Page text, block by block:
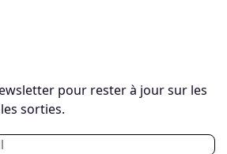
pour rester à jour sur les
sorties.